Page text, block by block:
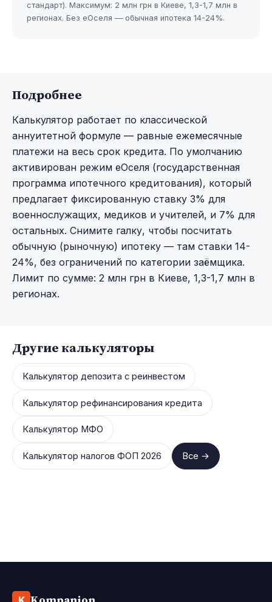
стандарт). Максимум: 2 млн грн в Киеве, 1,3-1,7 млн в
регионах. Без еОселя — обычная ипотека 14-24%.
Подробнее
Калькулятор работает по классической
аннуитетной формуле — равные ежемесячные
платежи на весь срок кредита. По умолчанию
активирован режим еОселя (государственная
программа ипотечного кредитования), который
предлагает фиксированную ставку 3% для
военнослужащих, медиков и учителей, и 7% для
остальных. Снимите галку, чтобы посчитать
обычную (рыночную) ипотеку — там ставки 14-
24%, без ограничений по категории заёмщика.
Лимит по сумме: 2 млн грн в Киеве, 1,3-1,7 млн в
регионах.
Другие калькуляторы
Калькулятор депозита с реинвестом
Калькулятор рефинансирования кредита
Калькулятор МФО
Калькулятор налогов ФОП 2026 Все →